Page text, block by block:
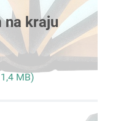
na kraju
MB)